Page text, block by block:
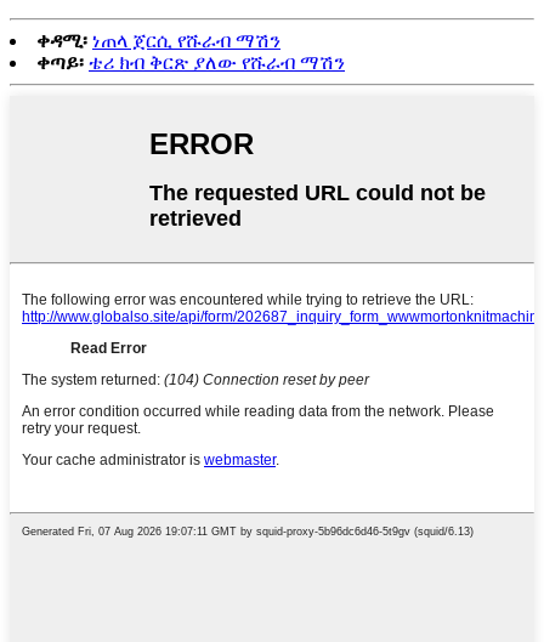
ቀዳሚ፡ ነጠላ ጀርሲ የሹራብ ማሽን
ቀጣይ፡ ቴሪ ክብ ቅርጽ ያለው የሹራብ ማሽን